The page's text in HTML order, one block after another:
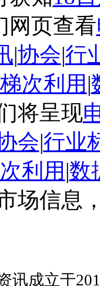
网页查看
|协会|行
梯次利用|
将呈现
会|行业
利用|数
场信息
讯成立于